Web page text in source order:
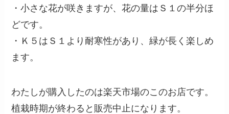
・小さな花が咲きますが、花の量はＳ１の半分ほ
どです。
・Ｋ５はＳ１より耐寒性があり、緑が長く楽しめ
ます。
わたしが購入したのは楽天市場のこのお店です。
植栽時期が終わると販売中止になります。